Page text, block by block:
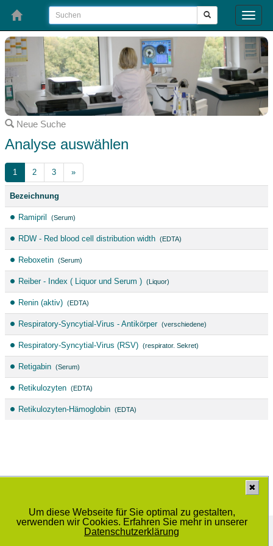
Um diese Webseite für Sie optimal zu gestalten,
verwenden wir Cookies. Erfahren Sie mehr in unserer
Datenschutzerklärung
✖
Toggle
Neue Suche
Analyse auswählen
1 2 3 »
Bezeichnung
Ramipril (Serum)
RDW - Red blood cell distribution width (EDTA)
Reboxetin (Serum)
Reiber - Index ( Liquor und Serum ) (Liquor)
Renin (aktiv) (EDTA)
Respiratory-Syncytial-Virus - Antikörper (verschiedene)
Respiratory-Syncytial-Virus (RSV) (respirator. Sekret)
Retigabin (Serum)
Retikulozyten (EDTA)
Retikulozyten-Hämoglobin (EDTA)
Medizinisches Labor Prof. Dr. Schenk / Dr. Ansorge und Kollegen GbR
Schwiesaustrasse 11, 39124 Magdeburg
© 2014 - 2025 |Datenschutzbestimmung|